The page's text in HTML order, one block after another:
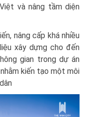
và nâng tầm diện
nâng cấp khá nhiều
xây dựng cho đến
gian trong dự án
kiến tạo một môi